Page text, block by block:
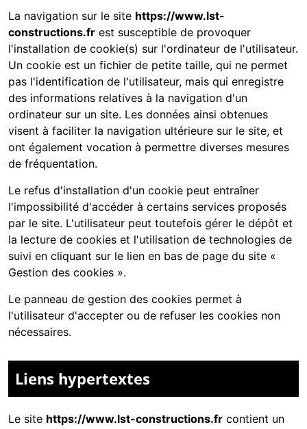
La navigation sur le site https://www.lst-
constructions.fr est susceptible de provoquer
l'installation de cookie(s) sur l'ordinateur de l'utilisateur.
Un cookie est un fichier de petite taille, qui ne permet
pas l'identification de l'utilisateur, mais qui enregistre
des informations relatives à la navigation d'un
ordinateur sur un site. Les données ainsi obtenues
visent à faciliter la navigation ultérieure sur le site, et
ont également vocation à permettre diverses mesures
de fréquentation.
Le refus d'installation d'un cookie peut entraîner
l'impossibilité d'accéder à certains services proposés
par le site. L'utilisateur peut toutefois gérer le dépôt et
la lecture de cookies et l'utilisation de technologies de
suivi en cliquant sur le lien en bas de page du site «
Gestion des cookies ».
Le panneau de gestion des cookies permet à
l'utilisateur d'accepter ou de refuser les cookies non
nécessaires.
Liens hypertextes
Le site https://www.lst-constructions.fr contient un